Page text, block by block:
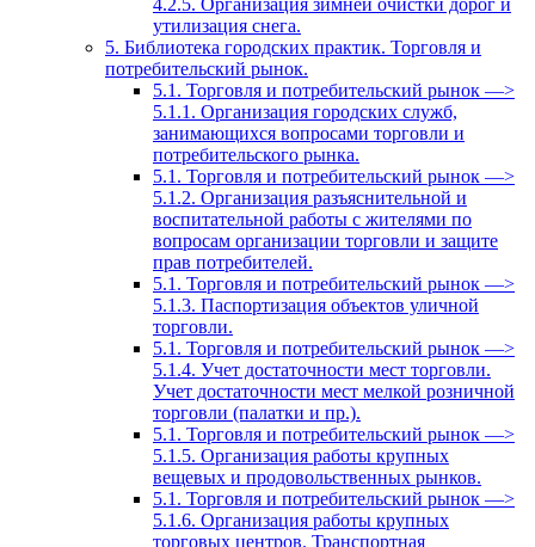
4.2.5. Организация зимней очистки дорог и
утилизация снега.
5. Библиотека городских практик. Торговля и
потребительский рынок.
5.1. Торговля и потребительский рынок —>
5.1.1. Организация городских служб,
занимающихся вопросами торговли и
потребительского рынка.
5.1. Торговля и потребительский рынок —>
5.1.2. Организация разъяснительной и
воспитательной работы с жителями по
вопросам организации торговли и защите
прав потребителей.
5.1. Торговля и потребительский рынок —>
5.1.3. Паспортизация объектов уличной
торговли.
5.1. Торговля и потребительский рынок —>
5.1.4. Учет достаточности мест торговли.
Учет достаточности мест мелкой розничной
торговли (палатки и пр.).
5.1. Торговля и потребительский рынок —>
5.1.5. Организация работы крупных
вещевых и продовольственных рынков.
5.1. Торговля и потребительский рынок —>
5.1.6. Организация работы крупных
торговых центров. Транспортная